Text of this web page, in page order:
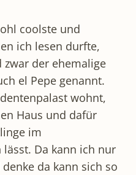
coolste und
ich lesen durfte,
der ehemalige
el Pepe genannt.
wohnt,
Haus und dafür
im
Da kann ich nur
da kann sich so